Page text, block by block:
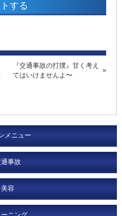
する
『交通事故の打撲』甘く考え
てはいけませんよ〜
メニュー
事故
美容